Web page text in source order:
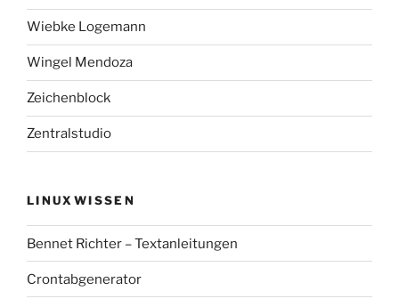
Wiebke Logemann
Wingel Mendoza
Zeichenblock
Zentralstudio
LINUXWISSEN
Bennet Richter – Textanleitungen
Crontabgenerator